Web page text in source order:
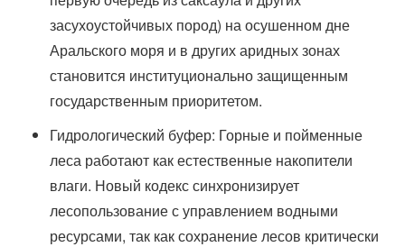
засухоустойчивых пород) на осушенном дне
Аральского моря и в других аридных зонах
становится институционально защищенным
государственным приоритетом.
Гидрологический буфер: Горные и пойменные
леса работают как естественные накопители
влаги. Новый кодекс синхронизирует
лесопользование с управлением водными
ресурсами, так как сохранение лесов критически